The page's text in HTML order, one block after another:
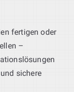
fertigen oder
–
sichere